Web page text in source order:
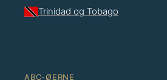
Trinidad og Tobago
ABC-ØERNE